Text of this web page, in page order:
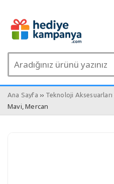
Ana Sayfa ›› Teknoloji Aksesuarları
Mavi, Mercan